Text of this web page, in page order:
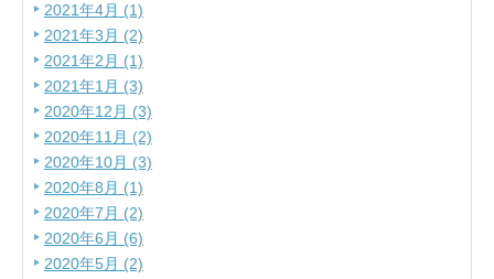
2021年4月 (1)
2021年3月 (2)
2021年2月 (1)
2021年1月 (3)
2020年12月 (3)
2020年11月 (2)
2020年10月 (3)
2020年8月 (1)
2020年7月 (2)
2020年6月 (6)
2020年5月 (2)